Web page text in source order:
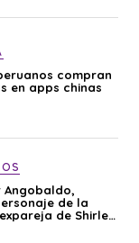
compran
en apps chinas
Angobaldo,
de la
de Shirley